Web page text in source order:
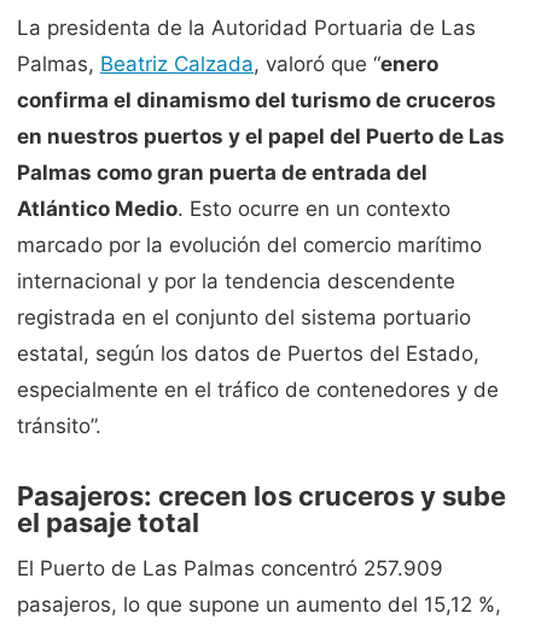
La presidenta de la Autoridad Portuaria de Las
Palmas, Beatriz Calzada, valoró que “enero
confirma el dinamismo del turismo de cruceros
en nuestros puertos y el papel del Puerto de Las
Palmas como gran puerta de entrada del
Atlántico Medio. Esto ocurre en un contexto
marcado por la evolución del comercio marítimo
internacional y por la tendencia descendente
registrada en el conjunto del sistema portuario
estatal, según los datos de Puertos del Estado,
especialmente en el tráfico de contenedores y de
tránsito”.
Pasajeros: crecen los cruceros y sube
el pasaje total
El Puerto de Las Palmas concentró 257.909
pasajeros, lo que supone un aumento del 15,12 %,